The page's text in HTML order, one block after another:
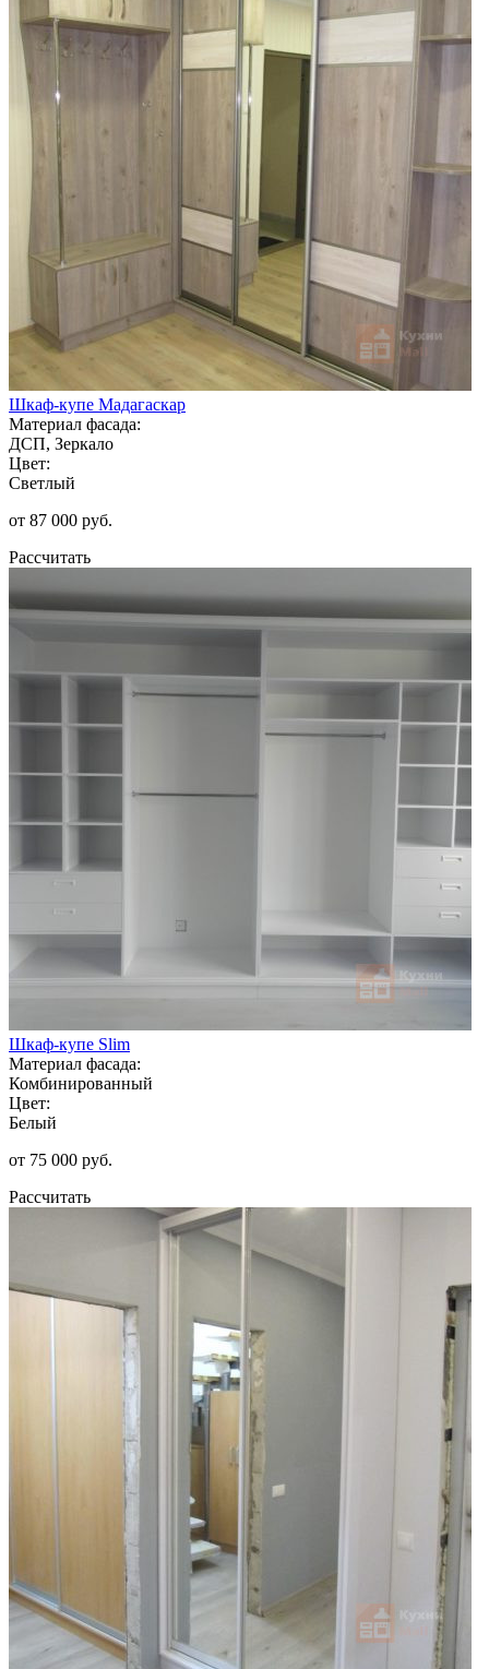
Шкаф-купе Мадагаскар
Материал фасада:
ДСП, Зеркало
Цвет:
Светлый
от 87 000 руб.
Рассчитать
Шкаф-купе Slim
Материал фасада:
Комбинированный
Цвет:
Белый
от 75 000 руб.
Рассчитать